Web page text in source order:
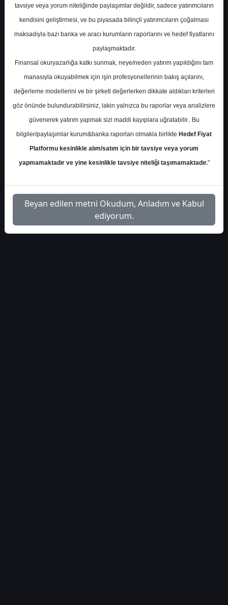
Savunma Sanayi Sektörü Genel Görünümü
S.No Dosya Adı İndir
1
kuveyt-turk-savunma-
sanayi-sektoru-4450
İlgili
Dosyayı İndir
tavsiye veya yorum niteliğinde paylaşımlar değildir, sadece yatırımcıların
kendisini geliştirmesi, ve bu piyasada bilinçli yatırımcıların çoğalması
maksadıyla bazı banka ve aracı kurumların raporlarını ve hedef fiyatlarını
paylaşmaktadır.
Finansal okuryazarlığa katkı sunmak, neye/neden yatırım yapıldığını tam
manasıyla okuyabilmek için işin profesyonellerinin bakış açılarını,
değerleme modellerini ve bir şirketi değerlerken dikkate aldıkları kriterleri
göz önünde bulundurabilirsiniz, lakin yalnızca bu raporlar veya analizlere
güvenerek yatırım yapmak sizi maddi kayıplara uğratabilir.. Bu
bilgiler/paylaşımlar kurum&banka raporları olmakla birlikte Hedef Fiyat
Platformu kesinlikle alım/satım için bir tavsiye veya yorum
yapmamaktadır ve yine kesinlikle tavsiye niteliği taşımamaktadır."
Beyan edilen metni Okudum, Anladım ve Kabul
ediyorum.